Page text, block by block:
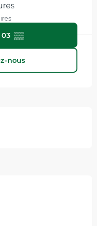
03 ▒▒
nous